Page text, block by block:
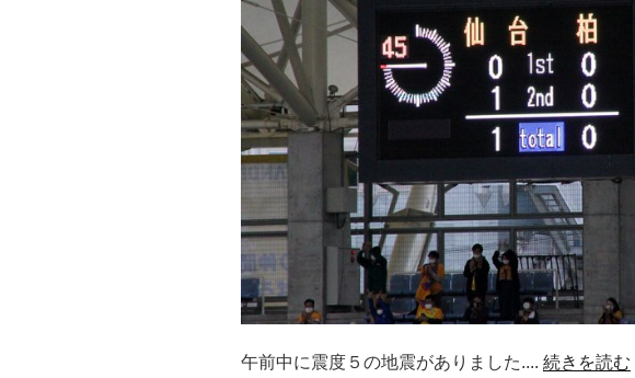
午前中に震度５の地震がありました.... 続きを読む